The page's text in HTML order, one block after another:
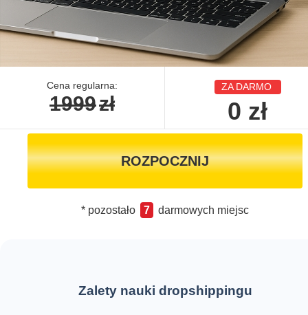
Cena regularna:
1999zł
ZA DARMO
0 zł
ROZPOCZNIJ
* pozostało 7 darmowych miejsc
Zalety nauki dropshippingu